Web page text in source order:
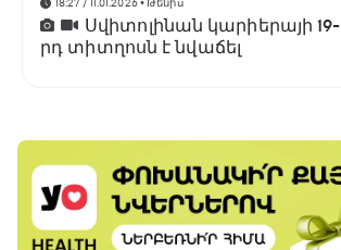
Սվիտոլինան կարիերայի 19-
րդ տիտղոսն է նվաճել